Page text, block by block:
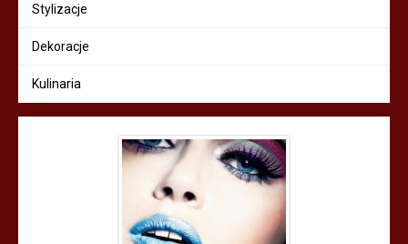
Stylizacje
Dekoracje
Kulinaria